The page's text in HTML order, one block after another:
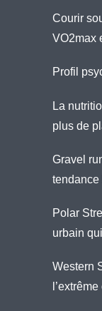
Courir
VO2max
Profil
La
plus de
Gravel
tendance
Polar
urbain
Western